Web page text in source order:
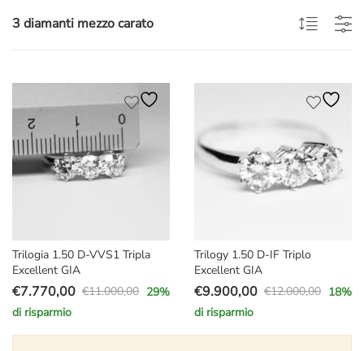
3 diamanti mezzo carato
Trilogia 1.50 D-VVS1 Tripla
Excellent GIA
€11.000,00
Il
prezzo
originale
€7.770,00
Il
prezzo
attuale
29%
di risparmio
Trilogy 1.50 D-IF Triplo
Excellent GIA
€12.000,00
Il
prezzo
originale
€9.900,00
Il
prezzo
attuale
18%
di risparmio